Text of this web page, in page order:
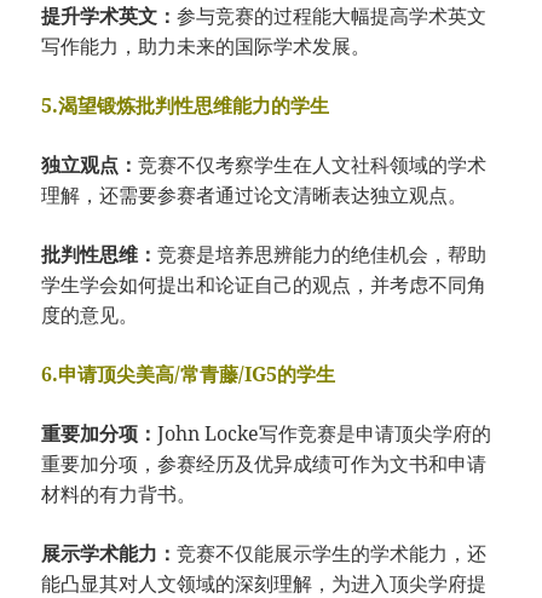
提升学术英文：参与竞赛的过程能大幅提高学术英文
写作能力，助力未来的国际学术发展。
5.渴望锻炼批判性思维能力的学生
独立观点：竞赛不仅考察学生在人文社科领域的学术
理解，还需要参赛者通过论文清晰表达独立观点。
批判性思维：竞赛是培养思辨能力的绝佳机会，帮助
学生学会如何提出和论证自己的观点，并考虑不同角
度的意见。
6.申请顶尖美高/常青藤/IG5的学生
重要加分项：John Locke写作竞赛是申请顶尖学府的
重要加分项，参赛经历及优异成绩可作为文书和申请
材料的有力背书。
展示学术能力：竞赛不仅能展示学生的学术能力，还
能凸显其对人文领域的深刻理解，为进入顶尖学府提